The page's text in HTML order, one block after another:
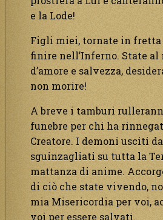
e la Lode!
Figli miei, tornate in fretta
finire nell’Inferno. State
d’amore e salvezza,
non morire!
A breve i tamburi
funebre per chi ha
Creatore. I demoni usciti
sguinzagliati su tutta la
mattanza di anime.
di ciò che state vivendo,
mia Misericordia per voi,
voi per essere salvati.